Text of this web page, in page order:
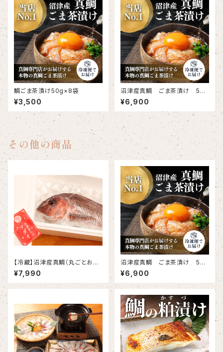
鯛ごま茶漬け50g×8袋
¥3,500
沼津産真鯛 ごま茶漬け 50g
×20袋
¥6,900
その他の商品
【冷蔵】沼津産真鯛（丸ごとお届
け）約1.5kg×2尾（合計 約3㎏）
¥7,990
沼津産真鯛 ごま茶漬け 50g
×20袋
¥6,900